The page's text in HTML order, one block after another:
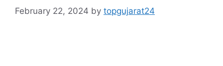
February 22, 2024 by topgujarat24